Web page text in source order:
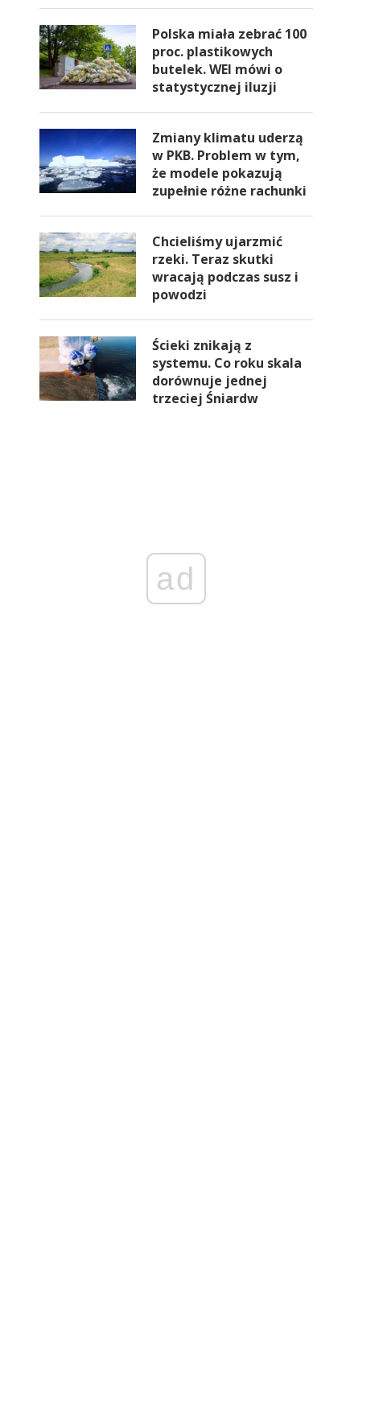
Polska miała zebrać 100
proc. plastikowych
butelek. WEI mówi o
statystycznej iluzji
Zmiany klimatu uderzą
w PKB. Problem w tym,
że modele pokazują
zupełnie różne rachunki
Chcieliśmy ujarzmić
rzeki. Teraz skutki
wracają podczas susz i
powodzi
Ścieki znikają z
systemu. Co roku skala
dorównuje jednej
trzeciej Śniardw
ad